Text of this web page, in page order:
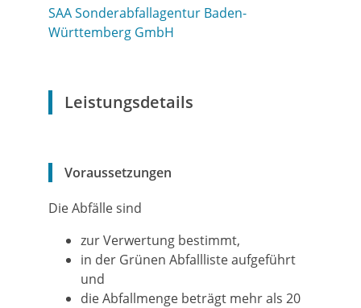
SAA Sonderabfallagentur Baden-
Württemberg GmbH
Leistungsdetails
Voraussetzungen
Die Abfälle sind
zur Verwertung bestimmt,
in der Grünen Abfallliste aufgeführt
und
die Abfallmenge beträgt mehr als 20